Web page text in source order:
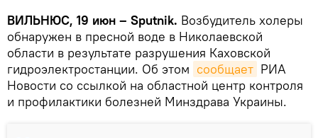
ВИЛЬНЮС, 19 июн – Sputnik. Возбудитель холеры
обнаружен в пресной воде в Николаевской
области в результате разрушения Каховской
гидроэлектростанции. Об этом сообщает РИА
Новости со ссылкой на областной центр контроля
и профилактики болезней Минздрава Украины.